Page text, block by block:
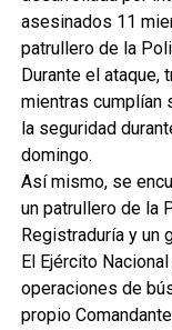
asesinados 11
patrullero de la
Durante el ataque,
mientras cumplían
la seguridad
domingo.
Así mismo, se
un patrullero de la
Registraduría y un
El Ejército
operaciones de
propio